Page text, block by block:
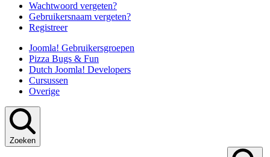
Wachtwoord vergeten?
Gebruikersnaam vergeten?
Registreer
Joomla! Gebruikersgroepen
Pizza Bugs & Fun
Dutch Joomla! Developers
Cursussen
Overige
Zoeken